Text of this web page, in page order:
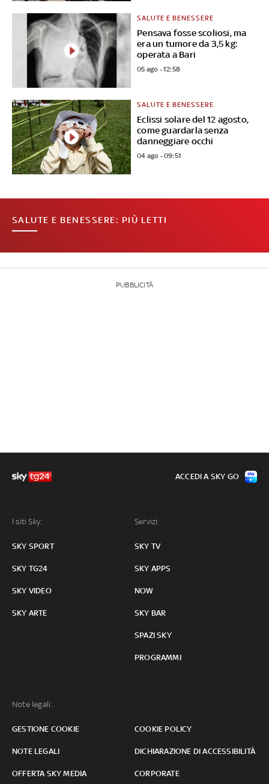
Pensava fosse scoliosi, ma
era un tumore da 3,5 kg:
operata a Bari
SALUTE E BENESSERE
05 ago - 12:58
Eclissi solare del 12 agosto,
come guardarla senza
danneggiare occhi
SALUTE E BENESSERE
04 ago - 09:51
SALUTE E BENESSERE: PIÙ LETTI
PUBBLICITÀ
I siti Sky:
SKY SPORT
SKY TG24
SKY VIDEO
SKY ARTE
Servizi:
SKY TV
SKY APPS
NOW
SKY BAR
SPAZI SKY
PROGRAMMI
Note legali:
GESTIONE COOKIE COOKIE POLICY
NOTE LEGALI DICHIARAZIONE DI ACCESSIBILITÀ
OFFERTA SKY MEDIA CORPORATE
ACCEDI A SKY GO